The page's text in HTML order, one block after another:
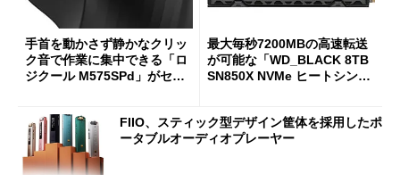
手首を動かさず静かなクリッ
ク音で作業に集中できる「ロ
ジクール M575SPd」がセー
最大毎秒7200MBの高速転送
が可能な「WD_BLACK 8TB
SN850X NVMe ヒートシンク
FIIO、スティック型デザイン筐体を採用したポ
ータブルオーディオプレーヤー